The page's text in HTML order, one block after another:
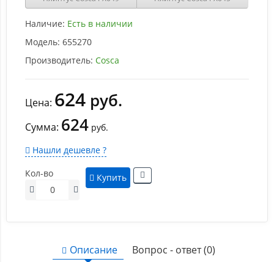
Наличие: Есть в наличии
Модель: 655270
Производитель: Cosca
Цена: 624 руб.
Сумма: 624 руб.
Нашли дешевле ?
Кол-во
Купить
Описание Вопрос - ответ (0)